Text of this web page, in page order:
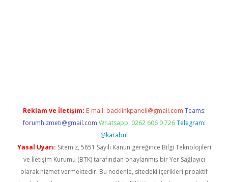
Reklam ve İletişim: E-mail: backlinkpaneli@gmail.com Teams:
forumhizmeti@gmail.com Whatsapp: 0262 606 0 726 Telegram:
@karabul
Yasal Uyarı: Sitemiz, 5651 Sayılı Kanun gereğince Bilgi Teknolojileri
ve İletişim Kurumu (BTK) tarafından onaylanmış bir Yer Sağlayıcı
olarak hizmet vermektedir. Bu nedenle, sitedeki içerikleri proaktif